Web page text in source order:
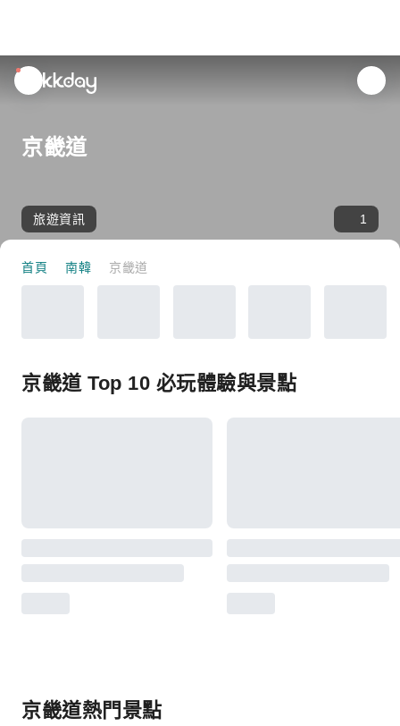
unread
notifications
京畿道
旅遊資訊 1
首頁 南韓 京畿道
京畿道 Top 10 必玩體驗與景點
京畿道熱門景點